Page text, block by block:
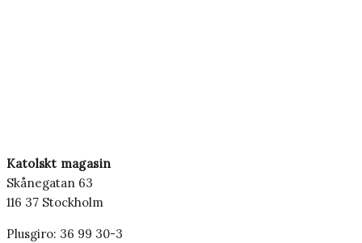
Katolskt magasin
Skånegatan 63
116 37 Stockholm
Plusgiro: 36 99 30-3